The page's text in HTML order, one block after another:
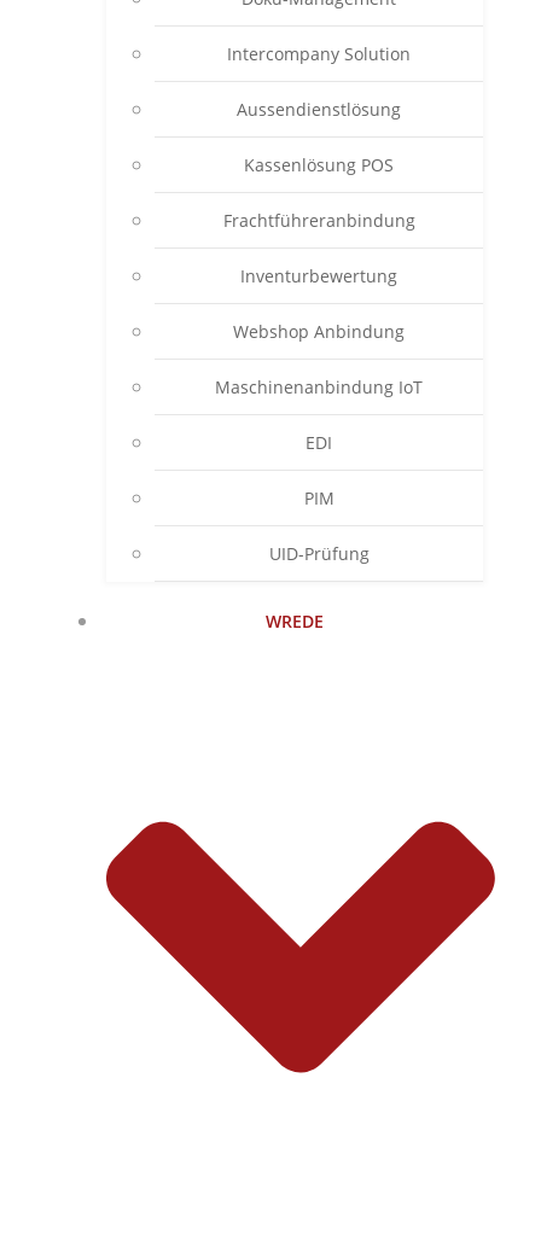
Intercompany Solution
Aussendienstlösung
Kassenlösung POS
Frachtführeranbindung
Inventurbewertung
Webshop Anbindung
Maschinenanbindung IoT
EDI
PIM
UID-Prüfung
WREDE